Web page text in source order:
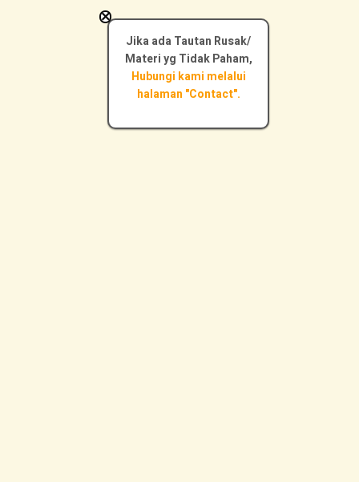
Jika ada Tautan Rusak/
Materi yg Tidak Paham,
Hubungi kami melalui
halaman "Contact".
×